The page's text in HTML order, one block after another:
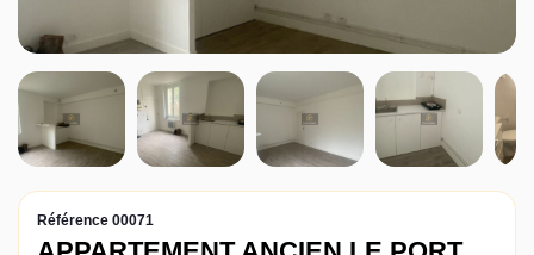
Agence
Actualités
Contact
Référence 00071